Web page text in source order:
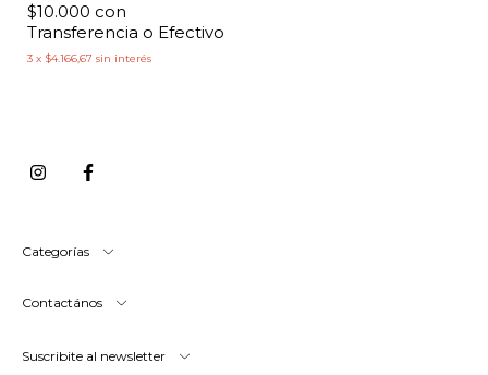
$10.000 con
Transferencia o Efectivo
3 x $4.166,67 sin interés
Categorías
Contactános
Suscribite al newsletter